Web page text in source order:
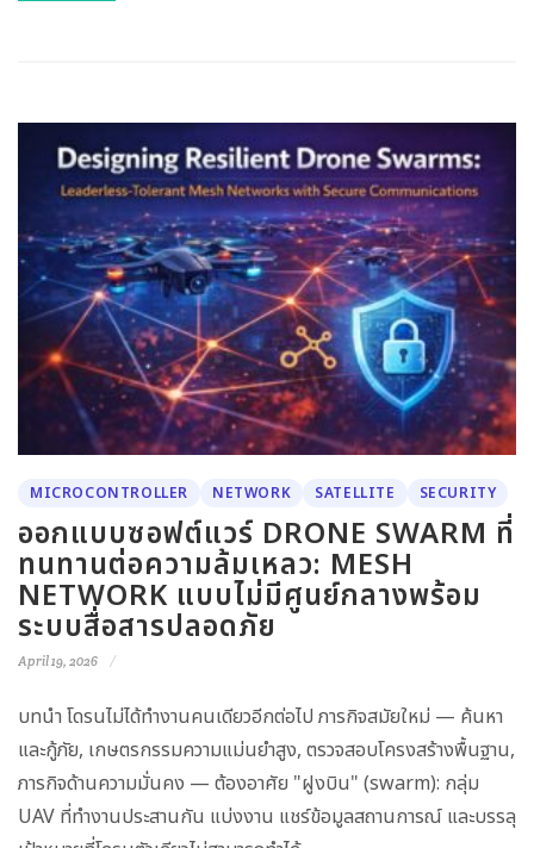
MICROCONTROLLER NETWORK SATELLITE SECURITY
ออกแบบซอฟต์แวร์ DRONE SWARM ที่
ทนทานต่อความล้มเหลว: MESH
NETWORK แบบไม่มีศูนย์กลางพร้อม
ระบบสื่อสารปลอดภัย
April 19, 2026
บทนำ โดรนไม่ได้ทำงานคนเดียวอีกต่อไป ภารกิจสมัยใหม่ — ค้นหา
และกู้ภัย, เกษตรกรรมความแม่นยำสูง, ตรวจสอบโครงสร้างพื้นฐาน,
ภารกิจด้านความมั่นคง — ต้องอาศัย "ฝูงบิน" (swarm): กลุ่ม
UAV ที่ทำงานประสานกัน แบ่งงาน แชร์ข้อมูลสถานการณ์ และบรรลุ